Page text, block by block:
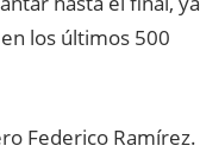
los últimos 500
Federico Ramírez.